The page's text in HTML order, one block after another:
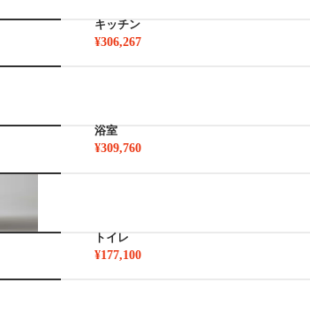
キッチン
¥306,267
浴室
¥309,760
トイレ
¥177,100